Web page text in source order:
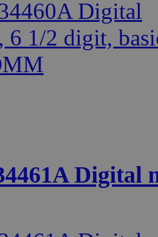
Digital